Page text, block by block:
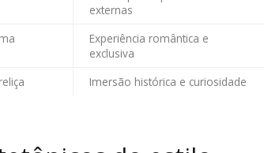
externas
Experiência romântica e
exclusiva
Imersão histórica e curiosidade